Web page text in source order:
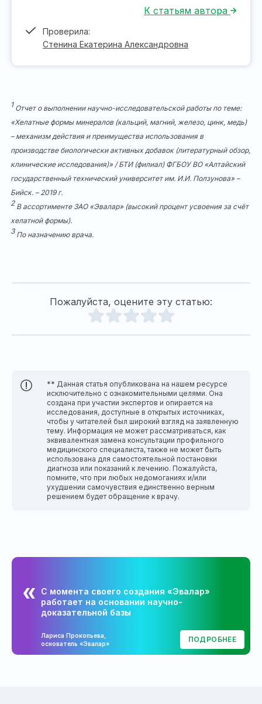
К статьям автора
Проверила:
Стенина Екатерина Александровна
1 Отчет о выполнении научно-исследовательской работы по теме:
«Хелатные формы минералов (кальций, магний, железо, цинк, медь)
– механизм действия и преимущества использования в
производстве биологически активных добавок (литературный обзор,
клинические исследования)» / БТИ (филиал) ФГБОУ ВО «Алтайский
государственный технический университет им. И.И. Ползунова» –
Бийск. – 2019 г.
2 В ассортименте ЗАО «Эвалар» (высокий процент усвоения за счёт
хелатной формы).
3По назначению врача.
Пожалуйста, оцените эту статью:
** Данная статья опубликована на нашем ресурсе
исключительно с ознакомительными целями. Она
создана при участии экспертов и опирается на
исследования, доступные в открытых источниках,
чтобы у читателей был широкий взгляд на заявленную
тему. Информация не может рассматриваться, как
эквивалентная замена консультации профильного
медицинского специалиста, также не может быть
использована для самостоятельной постановки
диагноза или показаний к лечению. Пожалуйста,
помните, что при любых недомоганиях и/или
ухудшении самочувствия единственно верным
решением будет обращение к врачу.
С момента своего создания «Эвалар»
работает на основании научно-
доказательной базы
Лариса Прокопьева,
основатель «Эвалар»
ПОДРОБНЕЕ